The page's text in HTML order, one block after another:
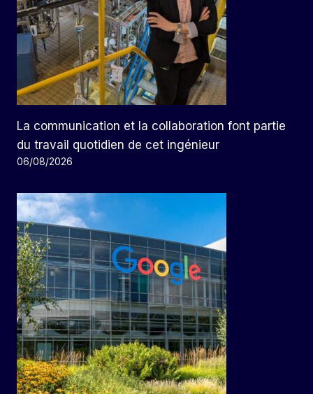
La communication et la collaboration font partie
du travail quotidien de cet ingénieur
06/08/2026